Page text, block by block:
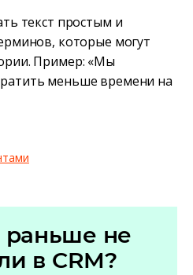
текст простым и
которые могут
Пример: «Мы
меньше времени на
раньше не
в CRM?